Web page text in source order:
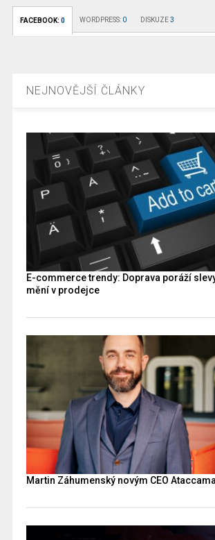
FACEBOOK: 0 WORDPRESS: 0 DISKUZE3
NEJNOVĚJŠÍ ČLÁNKY
E-commerce trendy: Doprava poráží
mění v prodejce
Martin Záhumenský novým CEO Ataccama